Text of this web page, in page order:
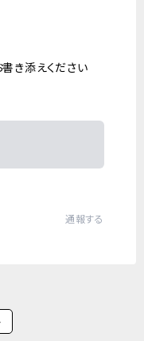
き添えください
通報する